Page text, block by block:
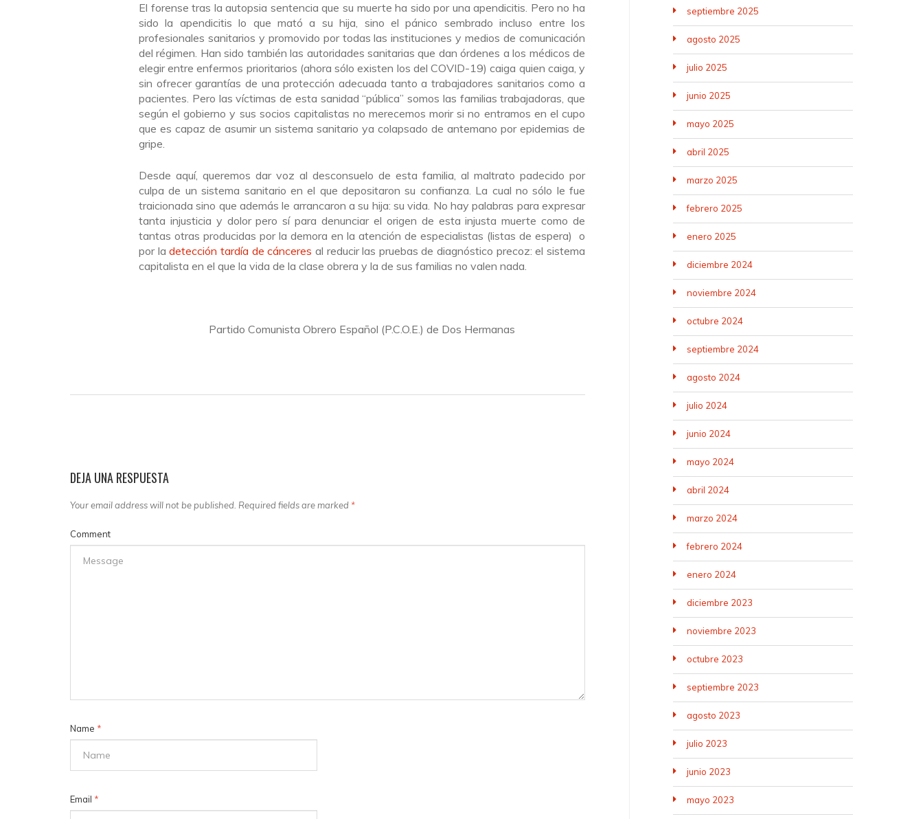
El forense tras la autopsia sentencia que su muerte ha sido por una apendicitis. Pero no ha
sido la apendicitis lo que mató a su hija, sino el pánico sembrado incluso entre los
profesionales sanitarios y promovido por todas las instituciones y medios de comunicación
del régimen. Han sido también las autoridades sanitarias que dan órdenes a los médicos de
elegir entre enfermos prioritarios (ahora sólo existen los del COVID-19) caiga quien caiga, y
sin ofrecer garantías de una protección adecuada tanto a trabajadores sanitarios como a
pacientes. Pero las víctimas de esta sanidad “pública” somos las familias trabajadoras, que
según el gobierno y sus socios capitalistas no merecemos morir si no entramos en el cupo
que es capaz de asumir un sistema sanitario ya colapsado de antemano por epidemias de
gripe.
Desde aquí, queremos dar voz al desconsuelo de esta familia, al maltrato padecido por
culpa de un sistema sanitario en el que depositaron su confianza. La cual no sólo le fue
traicionada sino que además le arrancaron a su hija: su vida. No hay palabras para expresar
tanta injusticia y dolor pero sí para denunciar el origen de esta injusta muerte como de
tantas otras producidas por la demora en la atención de especialistas (listas de espera) o
por ladetección tardía de cánceres al reducir las pruebas de diagnóstico precoz: el sistema
capitalista en el que la vida de la clase obrera y la de sus familias no valen nada.
Partido Comunista Obrero Español (P.C.O.E.) de Dos Hermanas
DEJA UNA RESPUESTA
Your email address will not be published. Required fields are marked *
Comment
Name *
Email *
septiembre 2025
agosto 2025
julio 2025
junio 2025
mayo 2025
abril 2025
marzo 2025
febrero 2025
enero 2025
diciembre 2024
noviembre 2024
octubre 2024
septiembre 2024
agosto 2024
julio 2024
junio 2024
mayo 2024
abril 2024
marzo 2024
febrero 2024
enero 2024
diciembre 2023
noviembre 2023
octubre 2023
septiembre 2023
agosto 2023
julio 2023
junio 2023
mayo 2023